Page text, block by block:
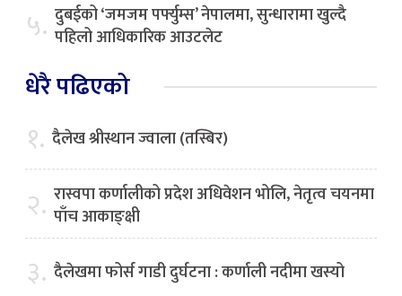
५. दुबईको ‘जमजम पर्फ्युम्स’ नेपालमा, सुन्धारामा खुल्दै
पहिलो आधिकारिक आउटलेट
धेरै पढिएको
१. दैलेख श्रीस्थान ज्वाला (तस्बिर)
२. रास्वपा कर्णालीको प्रदेश अधिवेशन भोलि, नेतृत्व चयनमा
पाँच आकाङ्क्षी
३. दैलेखमा फोर्स गाडी दुर्घटना : कर्णाली नदीमा खस्यो